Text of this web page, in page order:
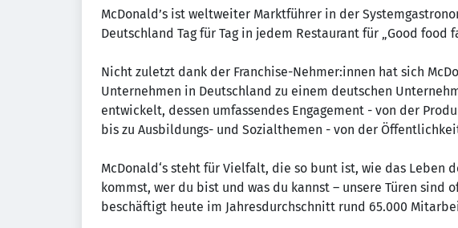
McDonald’s ist weltweiter Marktführer in der
Deutschland Tag für Tag in jedem Restaurant für „Good food
Nicht zuletzt dank der Franchise-Nehmer:innen hat sich
Unternehmen in Deutschland zu einem deutschen
entwickelt, dessen umfassendes Engagement - von der
bis zu Ausbildungs- und Sozialthemen - von der
McDonald‘s steht für Vielfalt, die so bunt ist, wie das Leben
kommst, wer du bist und was du kannst – unsere Türen sind
beschäftigt heute im Jahresdurchschnitt rund 65.000